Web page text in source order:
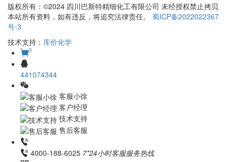
版权所有：©2024 四川巴斯特精细化工有限公司 未经授权禁止拷贝
本站所有资料，如有违反，将追究法律责任。 蜀ICP备2022022367
号-3
技术支持： 库价化学
0
441074344
客服小徐
客户经理
技术支持
售后客服
4000-188-6025 7*24小时客服服务热线